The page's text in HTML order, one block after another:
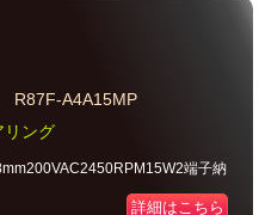
R87F-A4A15MP
リング
端子納
詳細はこちら